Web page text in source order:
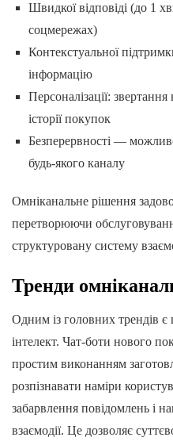
Швидкої відповіді (до 1
соцмережах)
Контекстуальної
інформацію
Персоналізації:
історії покупок
Безперервності —
будь-якого каналу
Омніканальне рішення
перетворюючи
структуровану систему
Тренди
Одним із головних трендів
інтелект. Чат-боти нового
простим виконанням
розпізнавати наміри
забарвлення повідомлень і
взаємодії. Це дозволяє